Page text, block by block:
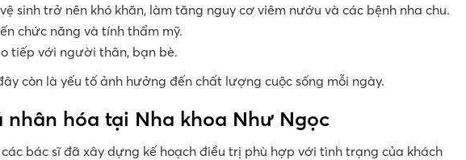
sinh trở nên khó khăn, làm tăng nguy cơ viêm nướu và các bệnh nha chu.
chức năng và tính thẩm mỹ.
tiếp với người thân, bạn bè.
còn là yếu tố ảnh hưởng đến chất lượng cuộc sống mỗi ngày.
nhân hóa tại Nha khoa Như Ngọc
các bác sĩ đã xây dựng kế hoạch điều trị phù hợp với tình trạng của khách